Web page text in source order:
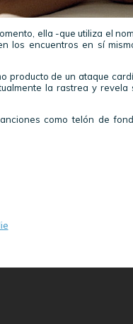
ella -que utiliza el
los encuentros en sí
producto de un ataque
la rastrea y revela
como telón de